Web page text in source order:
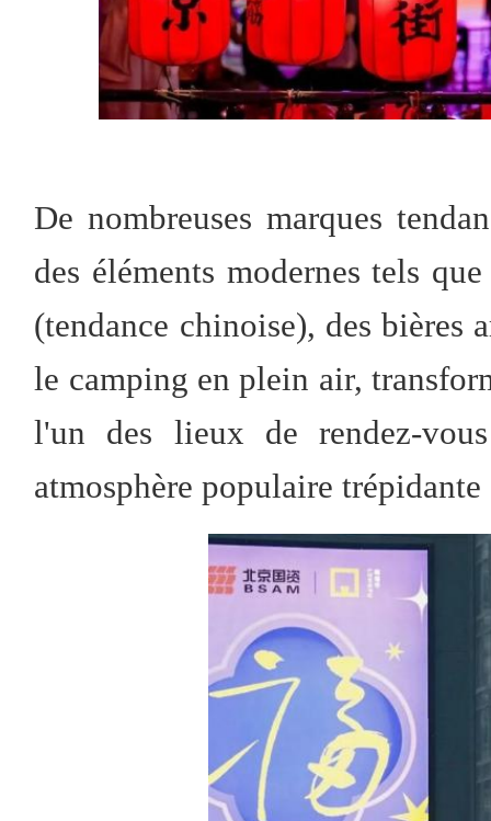
De nombreuses marques
des éléments modernes tels
(tendance chinoise), des bières
le camping en plein air,
l'un des lieux de rendez-
atmosphère populaire